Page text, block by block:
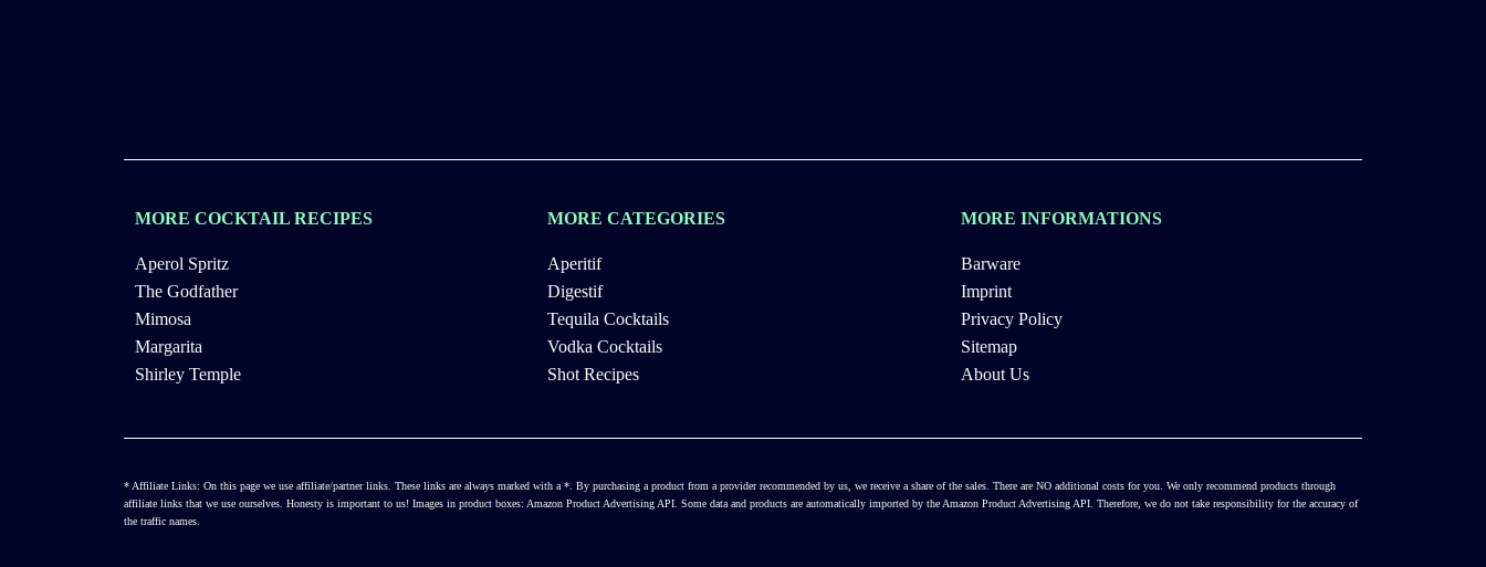
MORE COCKTAIL RECIPES
Aperol Spritz
The Godfather
Mimosa
Margarita
Shirley Temple
MORE CATEGORIES
Aperitif
Digestif
Tequila Cocktails
Vodka Cocktails
Shot Recipes
MORE INFORMATIONS
Barware
Imprint
Privacy Policy
Sitemap
About Us
* Affiliate Links: On this page we use affiliate/partner links. These links are always marked with a *. By purchasing a product from a provider recommended by us, we receive a share of the sales. There are NO additional costs for you. We only recommend products through
affiliate links that we use ourselves. Honesty is important to us! Images in product boxes: Amazon Product Advertising API. Some data and products are automatically imported by the Amazon Product Advertising API. Therefore, we do not take responsibility for the accuracy of
the traffic names.